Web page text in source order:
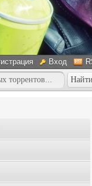
Вход